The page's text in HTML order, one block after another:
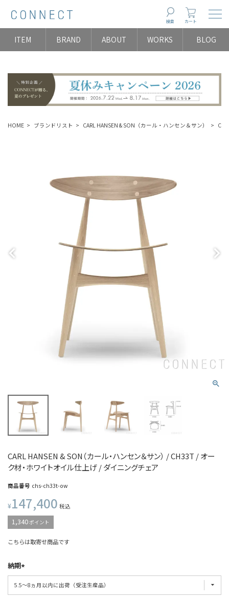
検索 カート
ITEM BRAND ABOUT WORKS BLOG
HOME ブランドリスト CARL HANSEN & SON（カール・ハンセン＆サン）
CARL HANSEN & SON（カール・ハンセン＆サン） / CH33T / オー
ク材・ホワイトオイル仕上げ / ダイニングチェア
商品番号 chs-ch33t-ow
¥147,400 税込
1,340ポイント
こちらは取寄せ商品です
納期